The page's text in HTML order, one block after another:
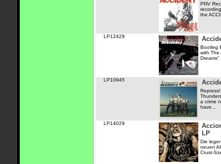
PNV
the
LP12429
Bootleg
with The
LP10945
a crime
have...
LP14029
LP
Die
neuen
Crust-